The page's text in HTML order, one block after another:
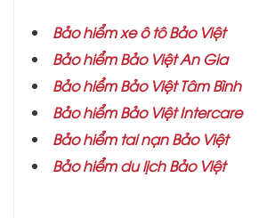
Bảo hiểm xe ô tô Bảo Việt
Bảo hiểm Bảo Việt An Gia
Bảo hiểmBảo Việt Tâm Bình
Bảo hiểm Bảo Việt Intercare
Bảo hiểm tai nạn Bảo Việt
Bảo hiểm du lịch Bảo Việt